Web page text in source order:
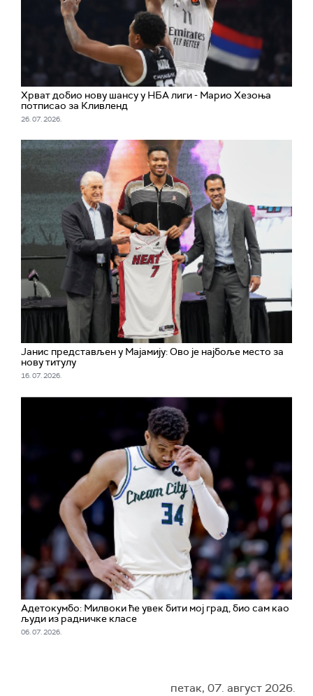
Хрват добио нову шансу у НБА лиги - Марио Хезоња
потписао за Кливленд
26. 07. 2026.
Јанис представљен у Мајамију: Ово је најбоље место за
нову титулу
16. 07. 2026.
Адетокумбо: Милвоки ће увек бити мој град, био сам као
људи из радничке класе
06. 07. 2026.
петак, 07. август 2026.